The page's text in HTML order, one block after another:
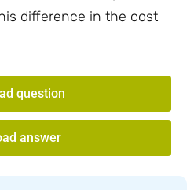
difference in the cost
question
answer